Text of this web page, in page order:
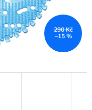
290 Kč
–15 %